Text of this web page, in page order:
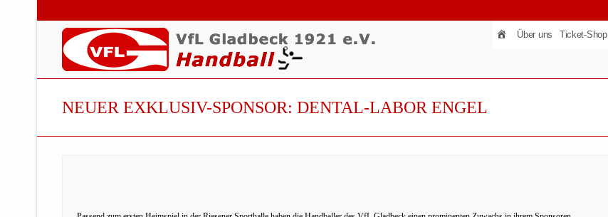
Über uns Ticket-Shop
NEUER EXKLUSIV-SPONSOR: DENTAL-LABOR ENGEL